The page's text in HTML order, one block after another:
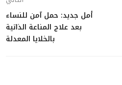
أمل جديد: حمل آمن للنساء
بعد علاج المناعة الذاتية
بالخلايا المعدلة